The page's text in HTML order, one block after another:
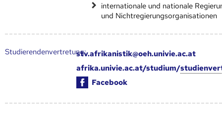
internationale und nationale
und Nichtregierungsorganisationen
Studierendenvertretung:stv.afrikanistik@oeh.univie.ac.at
afrika.univie.ac.at/studium/
Facebook